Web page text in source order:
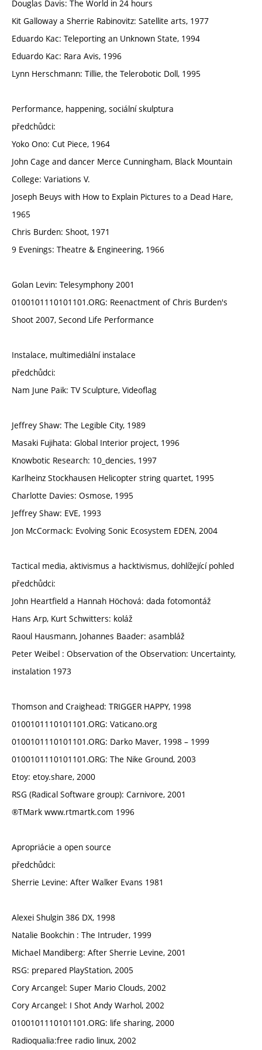
Douglas Davis: The World in 24 hours
Kit Galloway a Sherrie Rabinovitz: Satellite arts, 1977
Eduardo Kac: Teleporting an Unknown State, 1994
Eduardo Kac: Rara Avis, 1996
Lynn Herschmann: Tillie, the Telerobotic Doll, 1995
Performance, happening, sociální skulptura
předchůdci:
Yoko Ono: Cut Piece, 1964
John Cage and dancer Merce Cunningham, Black Mountain
College: Variations V.
Joseph Beuys with How to Explain Pictures to a Dead Hare,
1965
Chris Burden: Shoot, 1971
9 Evenings: Theatre & Engineering, 1966
Golan Levin: Telesymphony 2001
0100101110101101.ORG: Reenactment of Chris Burden's
Shoot 2007, Second Life Performance
Instalace, multimediální instalace
předchůdci:
Nam June Paik: TV Sculpture, Videoflag
Jeffrey Shaw: The Legible City, 1989
Masaki Fujihata: Global Interior project, 1996
Knowbotic Research: 10_dencies, 1997
Karlheinz Stockhausen Helicopter string quartet, 1995
Charlotte Davies: Osmose, 1995
Jeffrey Shaw: EVE, 1993
Jon McCormack: Evolving Sonic Ecosystem EDEN, 2004
Tactical media, aktivismus a hacktivismus, dohlížející pohled
předchůdci:
John Heartfield a Hannah Höchová: dada fotomontáž
Hans Arp, Kurt Schwitters: koláž
Raoul Hausmann, Johannes Baader: asambláž
Peter Weibel : Observation of the Observation: Uncertainty,
instalation 1973
Thomson and Craighead: TRIGGER HAPPY, 1998
0100101110101101.ORG: Vaticano.org
0100101110101101.ORG: Darko Maver, 1998 – 1999
0100101110101101.ORG: The Nike Ground, 2003
Etoy: etoy.share, 2000
RSG (Radical Software group): Carnivore, 2001
®TMark www.rtmartk.com 1996
Apropriácie a open source
předchůdci:
Sherrie Levine: After Walker Evans 1981
Alexei Shulgin 386 DX, 1998
Natalie Bookchin : The Intruder, 1999
Michael Mandiberg: After Sherrie Levine, 2001
RSG: prepared PlayStation, 2005
Cory Arcangel: Super Mario Clouds, 2002
Cory Arcangel: I Shot Andy Warhol, 2002
0100101110101101.ORG: life sharing, 2000
Radioqualia:free radio linux, 2002